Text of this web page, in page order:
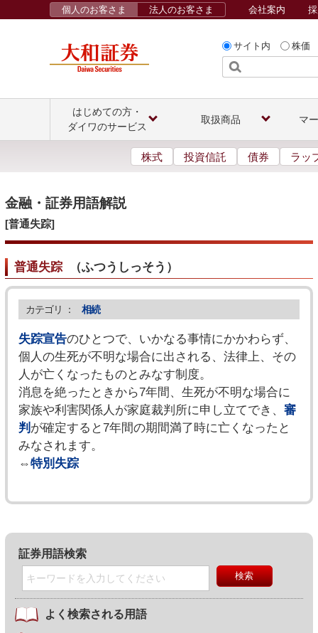
サイト内 株価
個人のお客さま 法人のお客さま 会社案内
はじめての方・
ダイワのサービス
取扱商品 マ
株式 投資信託 債券 ラッ
金融・証券用語解説
[普通失踪]
普通失踪（ふつうしっそう ）
カテゴリ ： 相続
失踪宣告のひとつで、いかなる事情にかかわらず、
個人の生死が不明な場合に出される、法律上、その
人が亡くなったものとみなす制度。
消息を絶ったときから7年間、生死が不明な場合に
家族や利害関係人が家庭裁判所に申し立てでき、 審
判 が確定すると7年間の期間満了時に亡くなったと
みなされます。
⇔特別失踪
証券用語検索
よく検索される用語